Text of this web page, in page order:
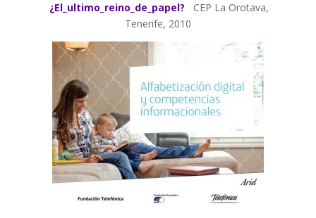
¿El_ultimo_reino_de_papel? CEP La Orotava,
Tenerife, 2010